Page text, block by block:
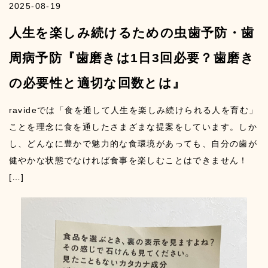
2025-08-19
人生を楽しみ続けるための虫歯予防・歯
周病予防『歯磨きは1日3回必要？歯磨き
の必要性と適切な回数とは』
ravideでは「食を通して人生を楽しみ続けられる人を育む」
ことを理念に食を通したさまざまな提案をしています。しか
し、どんなに豊かで魅力的な食環境があっても、自分の歯が
健やかな状態でなければ食事を楽しむことはできません！
[…]